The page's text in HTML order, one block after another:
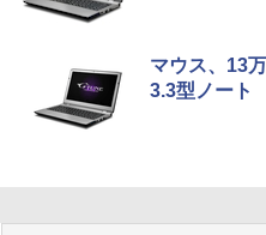
マウス、13
3.3型ノート